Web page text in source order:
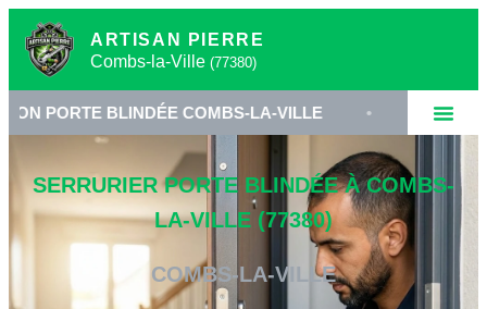
ARTISAN PIERRE
Combs-la-Ville (77380)
BLINDÉE COMBS-LA-VILLE • SERRURERIE
SERRURIER PORTE BLINDÉE À COMBS-
LA-VILLE (77380)
COMBS-LA-VILLE